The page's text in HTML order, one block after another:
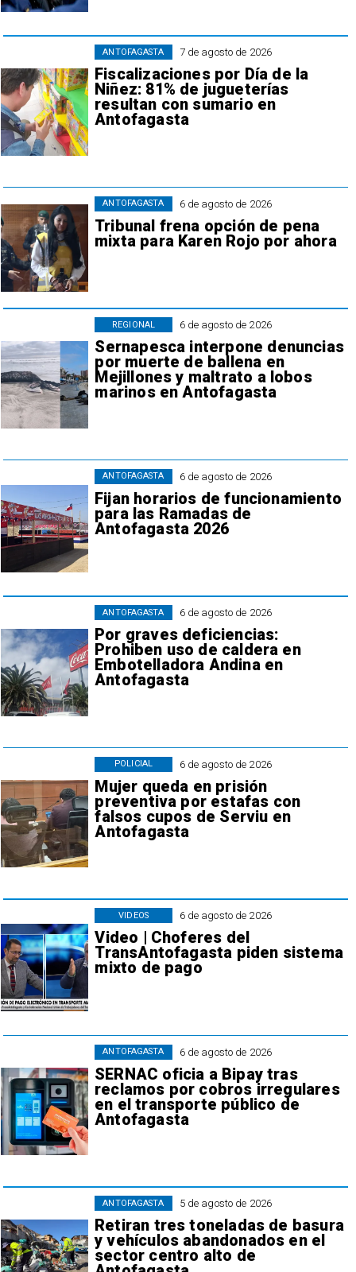
7 de agosto de 2026
Fiscalizaciones por Día de la
Niñez: 81% de jugueterías
resultan con sumario en
Antofagasta
ANTOFAGASTA
6 de agosto de 2026
Tribunal frena opción de pena
mixta para Karen Rojo por ahora
ANTOFAGASTA
6 de agosto de 2026
Sernapesca interpone denuncias
por muerte de ballena en
Mejillones y maltrato a lobos
marinos en Antofagasta
REGIONAL
6 de agosto de 2026
Fijan horarios de funcionamiento
para las Ramadas de
Antofagasta 2026
ANTOFAGASTA
6 de agosto de 2026
Por graves deficiencias:
Prohiben uso de caldera en
Embotelladora Andina en
Antofagasta
ANTOFAGASTA
6 de agosto de 2026
Mujer queda en prisión
preventiva por estafas con
falsos cupos de Serviu en
Antofagasta
POLICIAL
6 de agosto de 2026
Video | Choferes del
TransAntofagasta piden sistema
mixto de pago
VIDEOS
6 de agosto de 2026
SERNAC oficia a Bipay tras
reclamos por cobros irregulares
en el transporte público de
Antofagasta
ANTOFAGASTA
5 de agosto de 2026
Retiran tres toneladas de basura
y vehículos abandonados en el
sector centro alto de
ANTOFAGASTA